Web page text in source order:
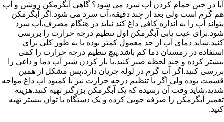
آیا در حین حمام کردن آب سرد می شود؟ گاهی آبگرمکن روشن و آب
هم گرم است ولی بعد از چند دقیقه،آب سرد می شود.اگر آبگرمکن
بتواند آب را به اندازه کافی داغ کند نباید در هنگام مصرف،آب سرد
شود.برای عیب یابی آبگرمکن اول تنظیم درجه حرارت را بررسی
کنید.شاید دمای آب از حد معمول کمتر بوده یا به طور کلی برای
استفاده در زمستان دما کم باشد.پیچ تنظیم درجه حرارت را کمی
بیشتر کرده و چند لحظه صبر کنید.با باز کردن شیر آب دما و داغی را
بررسی کنید.اگر آب گرم در لوله جریان دارد،پس مشکل از همین
قسمت بوده ولی اگر با تنظیم درجه حرارت نیز با کمبود اب داغ مواجه
شدید،شاید وقت آن رسیده که یک آبگرمکن بزرگتر تهیه کنید.هزینه
تعمیر آبگرمکن را صرفه جویی کرده و یک دستگاه با توان بیشتر تهیه
کنید.